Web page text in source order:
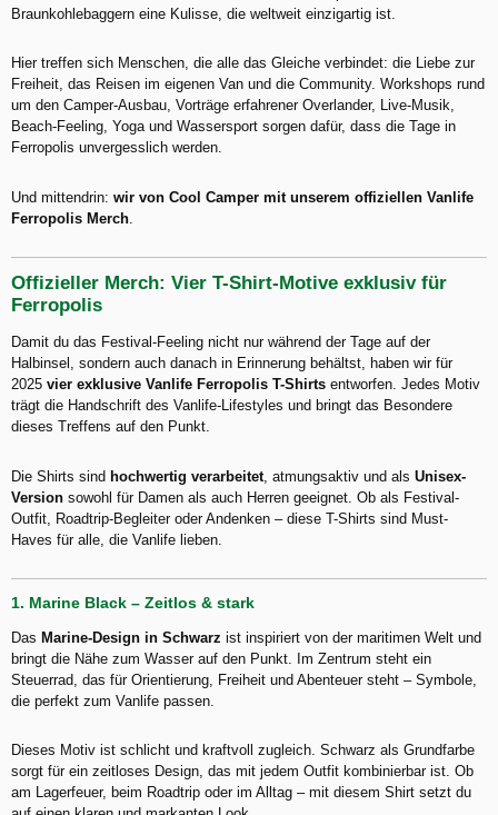
Braunkohlebaggern eine Kulisse, die weltweit einzigartig ist.
Hier treffen sich Menschen, die alle das Gleiche verbindet: die Liebe zur
Freiheit, das Reisen im eigenen Van und die Community. Workshops rund
um den Camper-Ausbau, Vorträge erfahrener Overlander, Live-Musik,
Beach-Feeling, Yoga und Wassersport sorgen dafür, dass die Tage in
Ferropolis unvergesslich werden.
Und mittendrin: wir von Cool Camper mit unserem offiziellen Vanlife
Ferropolis Merch
Offizieller Merch: Vier T-Shirt-Motive exklusiv für
Ferropolis
Damit du das Festival-Feeling nicht nur während der Tage auf der
Halbinsel, sondern auch danach in Erinnerung behältst, haben wir für
2025 vier exklusive Vanlife Ferropolis T-Shirts entworfen. Jedes Motiv
trägt die Handschrift des Vanlife-Lifestyles und bringt das Besondere
dieses Treffens auf den Punkt.
Die Shirts sind hochwertig verarbeitet , atmungsaktiv und als Unisex-
Version sowohl für Damen als auch Herren geeignet. Ob als Festival-
Outfit, Roadtrip-Begleiter oder Andenken – diese T-Shirts sind Must-
Haves für alle, die Vanlife lieben.
1. Marine Black – Zeitlos & stark
Das Marine-Design in Schwarz ist inspiriert von der maritimen Welt und
bringt die Nähe zum Wasser auf den Punkt. Im Zentrum steht ein
Steuerrad, das für Orientierung, Freiheit und Abenteuer steht – Symbole,
die perfekt zum Vanlife passen.
Dieses Motiv ist schlicht und kraftvoll zugleich. Schwarz als Grundfarbe
sorgt für ein zeitloses Design, das mit jedem Outfit kombinierbar ist. Ob
am Lagerfeuer, beim Roadtrip oder im Alltag – mit diesem Shirt setzt du